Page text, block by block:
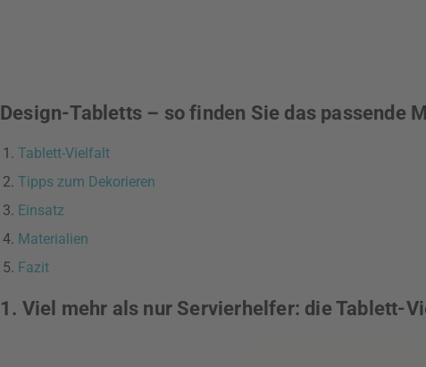
Design-Tabletts – so finden Sie das passende
Tablett-Vielfalt
Tipps zum Dekorieren
Einsatz
Materialien
Fazit
1. Viel mehr als nur Servierhelfer: die Tablett-